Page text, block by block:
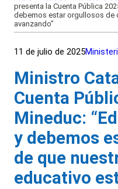
presenta la Cuenta Pública
debemos estar orgullosos de
avanzando”
11 de julio de 2025
Ministro
Cuenta
Mineduc:
y debemos
de que
educativo